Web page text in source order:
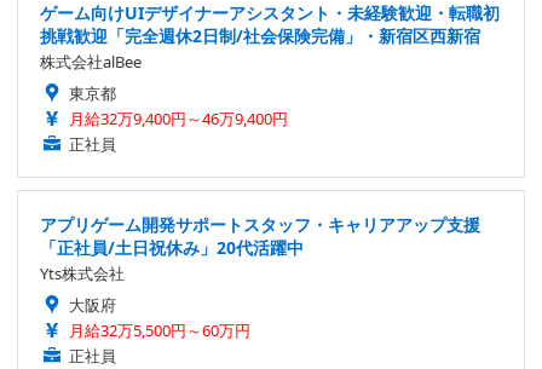
ゲーム向けUIデザイナーアシスタント・未経験歓迎・転職初
挑戦歓迎「完全週休2日制/社会保険完備」・新宿区西新宿
株式会社alBee
東京都
月給32万9,400円～46万9,400円
正社員
アプリゲーム開発サポートスタッフ・キャリアアップ支援
「正社員/土日祝休み」20代活躍中
Yts株式会社
大阪府
月給32万5,500円～60万円
正社員